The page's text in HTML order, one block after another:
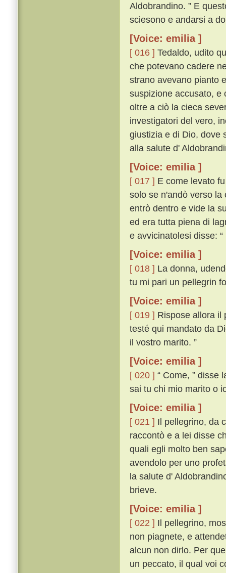
Aldobrandino. ” E
sciesono e andarsi a
[Voice: emilia ]
[ 016 ] Tedaldo, udito
che potevano cadere
strano avevano pianto
suspizione accusato, e
oltre a ciò la cieca
investigatori del vero,
giustizia e di Dio, dove
alla salute d'
[Voice: emilia ]
[ 017 ] E come levato
solo se n'andò verso
entrò dentro e vide la
ed era tutta piena di
e avvicinatolesi disse:
[Voice: emilia ]
[ 018 ] La donna,
tu mi pari un pellegrin
[Voice: emilia ]
[ 019 ] Rispose allora il
testé qui mandato da
il vostro marito. ”
[Voice: emilia ]
[ 020 ] “ Come, ” disse
sai tu chi mio marito o
[Voice: emilia ]
[ 021 ] Il pellegrino, da
raccontò e a lei disse
quali egli molto ben
avendolo per uno
la salute d'
brieve.
[Voice: emilia ]
[ 022 ] Il pellegrino,
non piagnete, e
alcun non dirlo. Per
un peccato, il qual voi